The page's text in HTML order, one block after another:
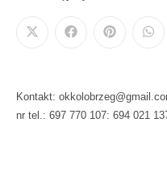
Kontakt:
nr tel.: 697 770 107: 694 021